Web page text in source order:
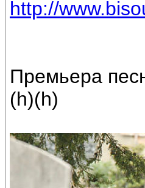
http://
Премьера
(h)(h)